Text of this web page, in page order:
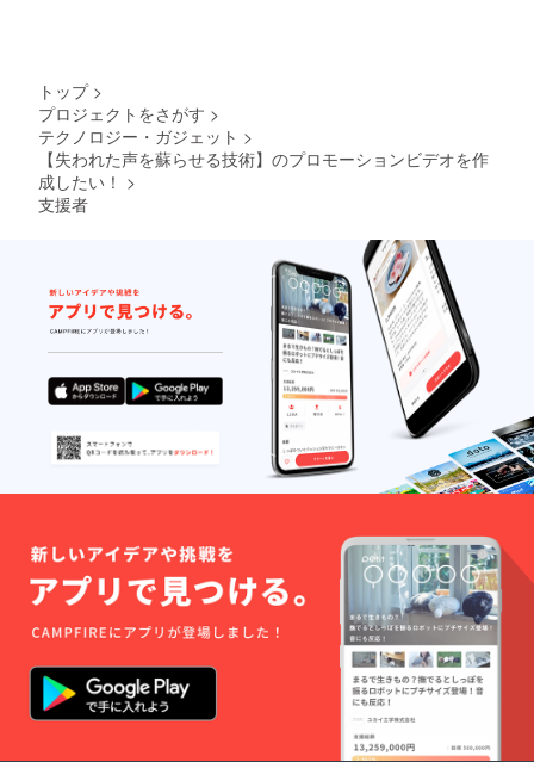
付させ
実際に
一緒に
撮影を
したた
め、で
きれば
関東圏
内の方
のご応
募をお
待ちし
ており
ます。
た方に
は、 そ
ビデオ
の中に
メイン
として
の役割
を担っ
て頂く
と共
に、 弊
社ホー
ムペー
ジなど
でも実
際に声
をした
様子な
どを告
知させ
て頂き
ます。
※亡くな
られて
いる方
復元を
した
トップ >
プロジェクトをさがす >
テクノロジー・ガジェット >
【失われた声を蘇らせる技術】のプロモーションビデオを作
成したい！ >
支援者